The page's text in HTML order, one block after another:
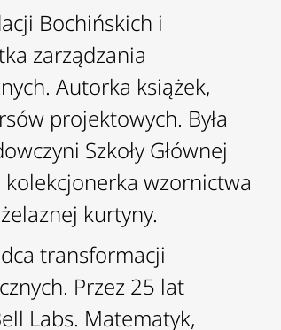
Bochińskich i
zarządzania
Autorka książek,
projektowych. Była
Szkoły Głównej
wzornictwa
kurtyny.
transformacji
Przez 25 lat
Labs. Matematyk,